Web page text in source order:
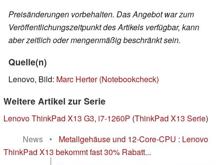
Preisänderungen vorbehalten. Das Angebot war zum
Veröffentlichungszeitpunkt des Artikels verfügbar, kann
aber zeitlich oder mengenmäßig beschränkt sein.
Quelle(n)
Lenovo, Bild: Marc Herter (Notebookcheck)
Weitere Artikel zur Serie
Lenovo ThinkPad X13 G3, i7-1260P (ThinkPad X13 Serie)
News
•
Metallgehäuse und 12-Core-CPU : Lenovo
ThinkPad X13 bekommt fast 30% Rabatt...
|